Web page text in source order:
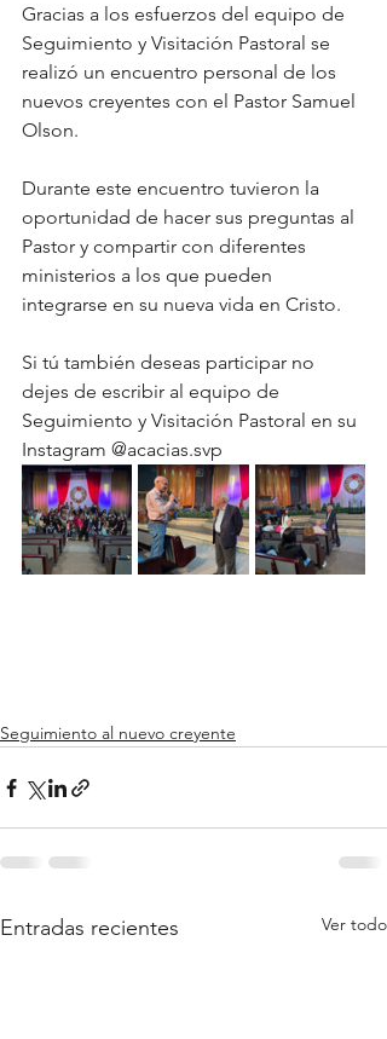
Gracias a los esfuerzos del equipo de
Seguimiento y Visitación Pastoral se
realizó un encuentro personal de los
nuevos creyentes con el Pastor Samuel
Olson.
Durante este encuentro tuvieron la
oportunidad de hacer sus preguntas al
Pastor y compartir con diferentes
ministerios a los que pueden
integrarse en su nueva vida en Cristo.
Si tú también deseas participar no
dejes de escribir al equipo de
Seguimiento y Visitación Pastoral en su
Instagram @acacias.svp
Seguimiento al nuevo creyente
Entradas recientes Ver todo